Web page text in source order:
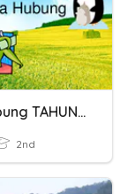
Kata Hubung TAHUN 2
2nd